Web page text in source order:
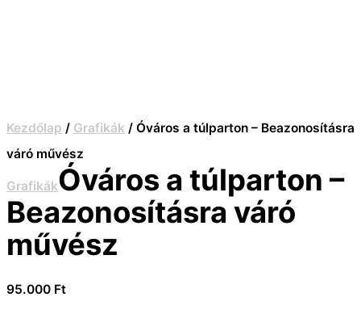
Kezdőlap / Grafikák / Óváros a túlparton – Beazonosításra
váró művész
GrafikákÓváros a túlparton –
Beazonosításra váró
művész
95.000 Ft